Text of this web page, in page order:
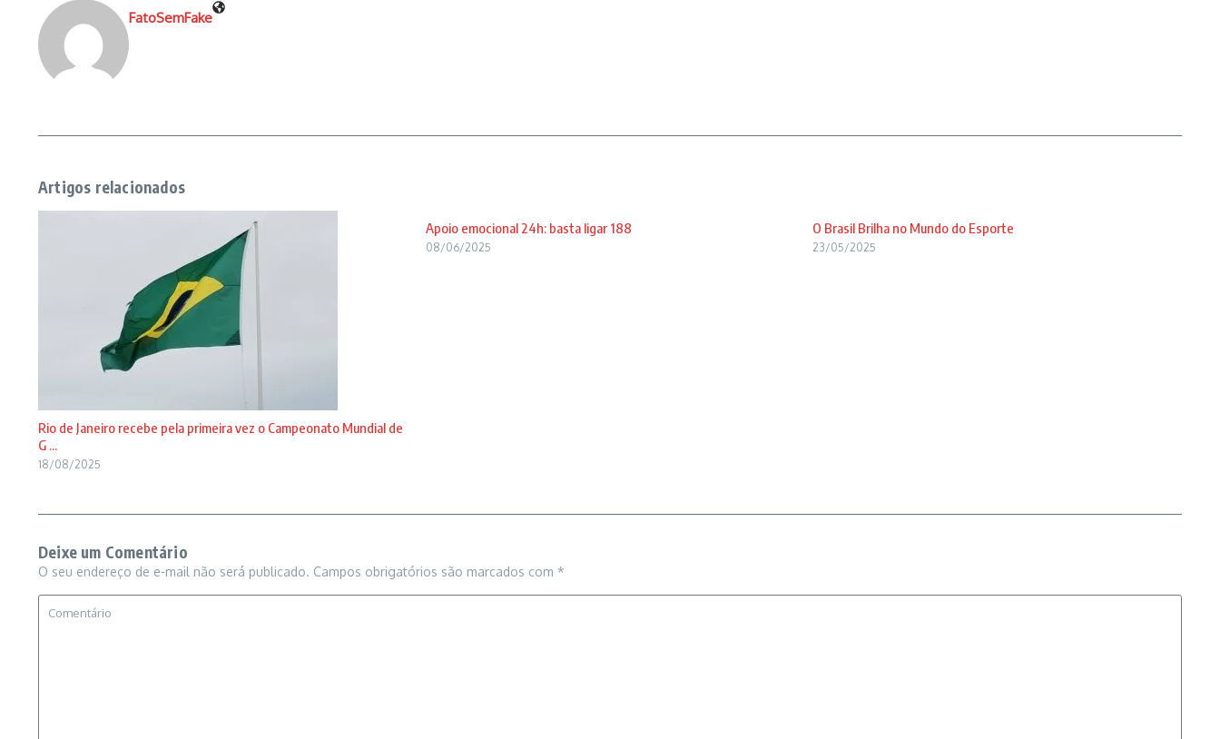
FatoSemFake
Artigos relacionados
Rio de Janeiro recebe pela primeira vez o Campeonato Mundial de
G ...
18/08/2025
Apoio emocional 24h: basta ligar 188
08/06/2025
O Brasil Brilha no Mundo do Esporte
23/05/2025
Deixe um Comentário
O seu endereço de e-mail não será publicado. Campos obrigatórios são marcados com *